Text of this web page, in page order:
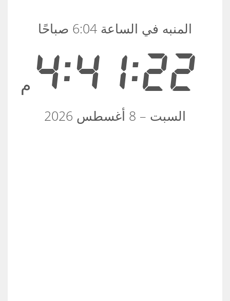
4:41:22 م
المنبه في الساعة 6:04 صباحًا
السبت – 8 أغسطس 2026